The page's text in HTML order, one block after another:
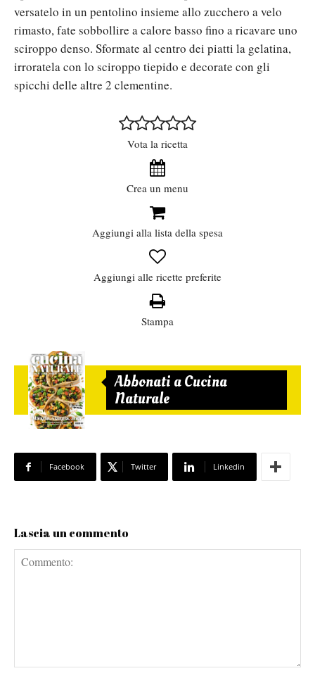
versatelo in un pentolino insieme allo zucchero a velo
rimasto, fate sobbollire a calore basso fino a ricavare uno
sciroppo denso. Sformate al centro dei piatti la gelatina,
irroratela con lo sciroppo tiepido e decorate con gli
spicchi delle altre 2 clementine.
Vota la ricetta
Crea un menu
Aggiungi alla lista della spesa
Aggiungi alle ricette preferite
Stampa
Abbonati a Cucina
Naturale
Facebook Twitter Linkedin
Lascia un commento